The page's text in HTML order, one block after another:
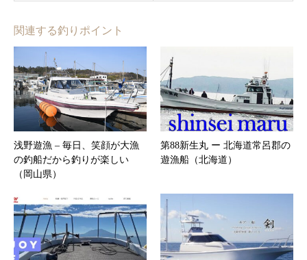
関連する釣りポイント
浅野遊漁 – 毎日、笑顔が大漁
の釣船だから釣りが楽しい
（岡山県）
第88新生丸 ー 北海道常呂郡の
遊漁船（北海道）